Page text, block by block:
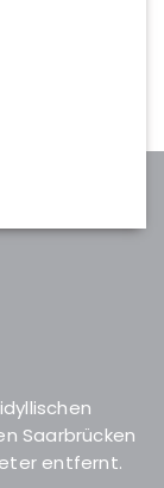
Saarbrücken
entfernt.